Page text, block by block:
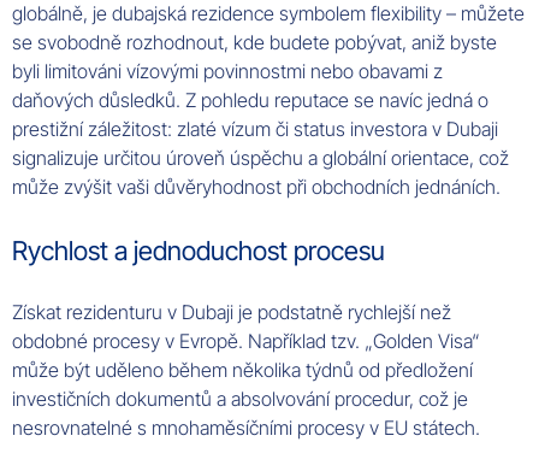
globálně, je dubajská rezidence symbolem flexibility – můžete
se svobodně rozhodnout, kde budete pobývat, aniž byste
byli limitováni vízovými povinnostmi nebo obavami z
daňových důsledků. Z pohledu reputace se navíc jedná o
prestižní záležitost: zlaté vízum či status investora v Dubaji
signalizuje určitou úroveň úspěchu a globální orientace, což
může zvýšit vaši důvěryhodnost při obchodních jednáních.
Rychlost a jednoduchost procesu
Získat rezidenturu v Dubaji je podstatně rychlejší než
obdobné procesy v Evropě. Například tzv. „Golden Visa“
může být uděleno během několika týdnů od předložení
investičních dokumentů a absolvování procedur, což je
nesrovnatelné s mnohaměsíčními procesy v EU státech.